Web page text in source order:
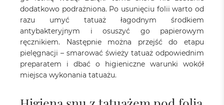
dodatkowo podrażniona. Po usunięciu folii warto od
razu umyć tatuaż łagodnym środkiem
antybakteryjnym i osuszyć go papierowym
ręcznikiem. Następnie można przejść do etapu
pielęgnacji – smarować świeży tatuaż odpowiednim
preparatem i dbać o higieniczne warunki wokół
miejsca wykonania tatuażu.